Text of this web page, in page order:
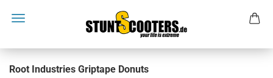
Root Industries Griptape Donuts